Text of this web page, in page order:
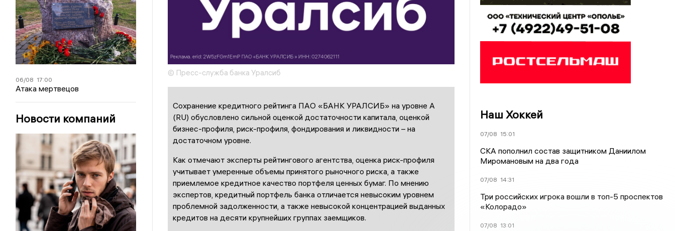
06/08 17:00
Атака мертвецов
Новости компаний
© Пресс-служба банка Уралсиб
Сохранение кредитного рейтинга ПАО «БАНК УРАЛСИБ» на уровне А
(RU) обусловлено сильной оценкой достаточности капитала, оценкой
бизнес-профиля, риск-профиля, фондирования и ликвидности – на
достаточном уровне.
Как отмечают эксперты рейтингового агентства, оценка риск-профиля
учитывает умеренные объемы принятого рыночного риска, а также
приемлемое кредитное качество портфеля ценных бумаг. По мнению
экспертов, кредитный портфель банка отличается невысоким уровнем
проблемной задолженности, а также невысокой концентрацией выданных
кредитов на десяти крупнейших группах заемщиков.
Наш Хоккей
07/08 15:01
СКА пополнил состав защитником Даниилом
Миромановым на два года
07/08 14:31
Три российских игрока вошли в топ-5 проспектов
«Колорадо»
07/08 13:01